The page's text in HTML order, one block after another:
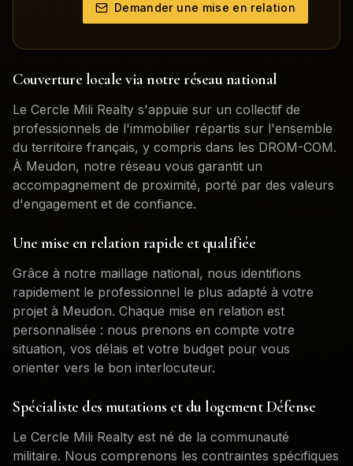
Demander une mise en relation
Couverture locale via notre réseau national
Le Cercle Mili Realty s'appuie sur un collectif de
professionnels de l'immobilier répartis sur l'ensemble
du territoire français, y compris dans les DROM-COM.
À Meudon, notre réseau vous garantit un
accompagnement de proximité, porté par des valeurs
d'engagement et de confiance.
Une mise en relation rapide et qualifiée
Grâce à notre maillage national, nous identifions
rapidement le professionnel le plus adapté à votre
projet à Meudon. Chaque mise en relation est
personnalisée : nous prenons en compte votre
situation, vos délais et votre budget pour vous
orienter vers le bon interlocuteur.
Spécialiste des mutations et du logement Défense
Le Cercle Mili Realty est né de la communauté
militaire. Nous comprenons les contraintes spécifiques